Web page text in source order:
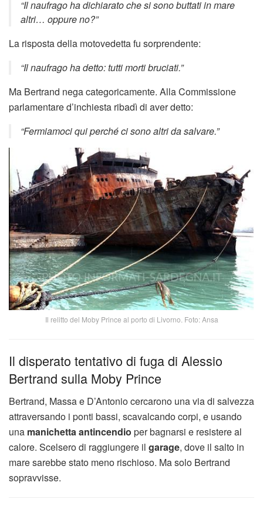
“Il naufrago ha dichiarato che si sono buttati in mare
altri… oppure no?”
La risposta della motovedetta fu sorprendente:
“Il naufrago ha detto: tutti morti bruciati.”
Ma Bertrand nega categoricamente. Alla Commissione
parlamentare d’inchiesta ribadì di aver detto:
“Fermiamoci qui perché ci sono altri da salvare.”
Il relitto del Moby Prince al porto di Livorno. Foto: Ansa
Il disperato tentativo di fuga di Alessio
Bertrand sulla Moby Prince
Bertrand, Massa e D’Antonio cercarono una via di salvezza
attraversando i ponti bassi, scavalcando corpi, e usando
una manichetta antincendio per bagnarsi e resistere al
calore. Scelsero di raggiungere il garage, dove il salto in
mare sarebbe stato meno rischioso. Ma solo Bertrand
sopravvisse.